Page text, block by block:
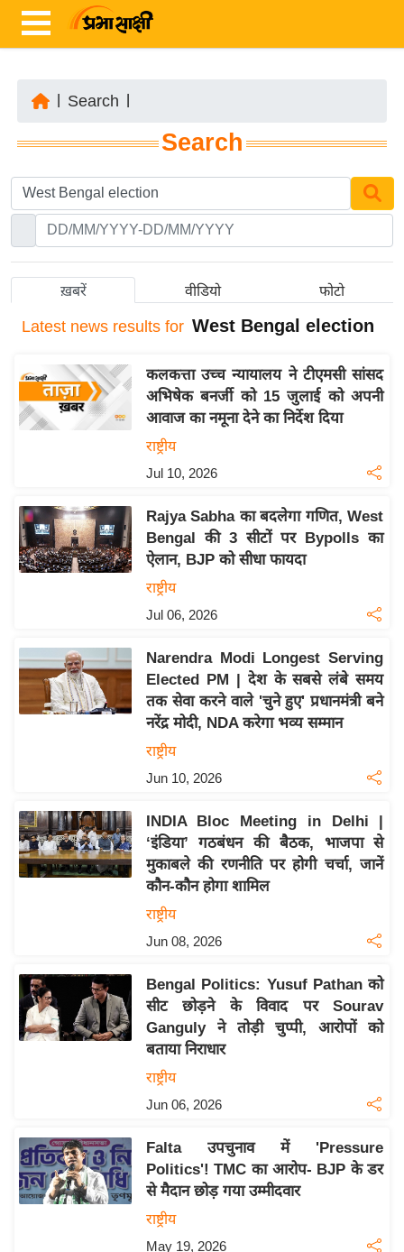
ज़ा
ख
र
ष्ट्री
अं
र्रा
ष्ट्री
य
स
उ
द्यो
ग
त
वि
शे
य
ब
ज
के
ट
I
0
2
6
Search
Search
ख़बरें वीडियो फोटो
Latest news results for West Bengal election
कलकत्ता उच्च न्यायालय ने टीएमसी सांसद
अभिषेक बनर्जी को 15 जुलाई को अपनी
आवाज का नमूना देने का निर्देश दिया
राष्ट्रीय
Jul 10, 2026
Rajya Sabha का बदलेगा गणित, West
Bengal की 3 सीटों पर Bypolls का
ऐलान, BJP को सीधा फायदा
राष्ट्रीय
Jul 06, 2026
Narendra Modi Longest Serving
Elected PM | देश के सबसे लंबे समय
तक सेवा करने वाले 'चुने हुए' प्रधानमंत्री बने
नरेंद्र मोदी, NDA करेगा भव्य सम्मान
राष्ट्रीय
Jun 10, 2026
INDIA Bloc Meeting in Delhi |
‘इंडिया’ गठबंधन की बैठक, भाजपा से
मुकाबले की रणनीति पर होगी चर्चा, जानें
कौन-कौन होगा शामिल
राष्ट्रीय
Jun 08, 2026
Bengal Politics: Yusuf Pathan को
सीट छोड़ने के विवाद पर Sourav
Ganguly ने तोड़ी चुप्पी, आरोपों को
बताया निराधार
राष्ट्रीय
Jun 06, 2026
Falta उपचुनाव में 'Pressure
Politics'! TMC का आरोप- BJP के डर
से मैदान छोड़ गया उम्मीदवार
राष्ट्रीय
May 19, 2026